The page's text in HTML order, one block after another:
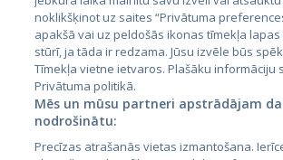
City24.lv
City24.ee
Kainos.lt
noklikšķinot uz saites “Privātuma
apakšā vai uz peldošās ikonas tīmekļa
stūrī, ja tāda ir redzama. Jūsu izvēle būs
Tīmekļa vietne ietvaros. Plašāku informāciju
Privātuma politikā.
Mēs un mūsu partneri apstrādājam
nodrošinātu:
Precīzas atrašanās vietas izmantošana.